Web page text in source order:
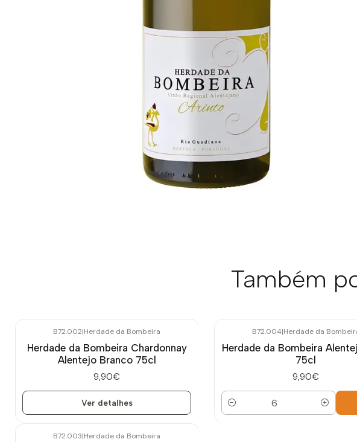
Também
B72.002|Herdade da Bombeira
Herdade da Bombeira Chardonnay
Alentejo Branco 75cl
9,90€
Ver detalhes
B72.004|Herdade da
Herdade da Bombeira
75cl
9,90€
Quantidade
B72.003|Herdade da Bombeira